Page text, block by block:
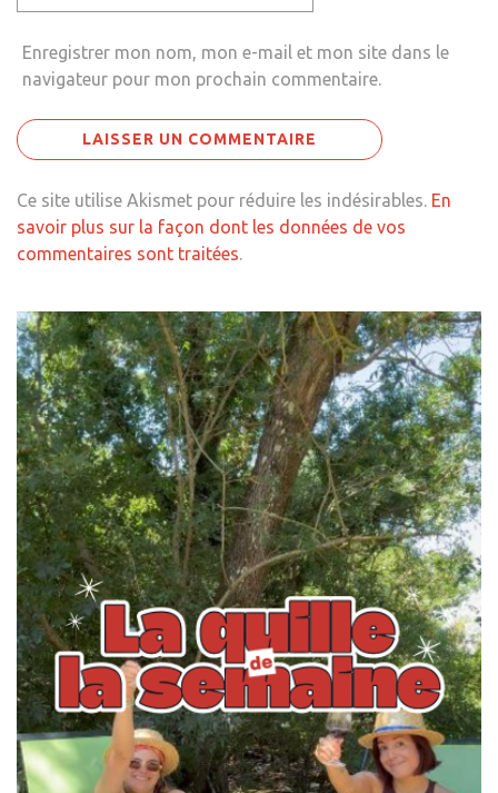
Enregistrer mon nom, mon e-mail et mon site dans le
navigateur pour mon prochain commentaire.
Ce site utilise Akismet pour réduire les indésirables. En
savoir plus sur la façon dont les données de vos
commentaires sont traitées.